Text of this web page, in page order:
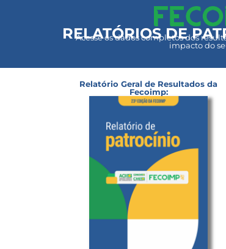
RELATÓRIOS DE
Acesse os dados completos dos
impacto do
Relatório Geral de Resultados da
Fecoimp: